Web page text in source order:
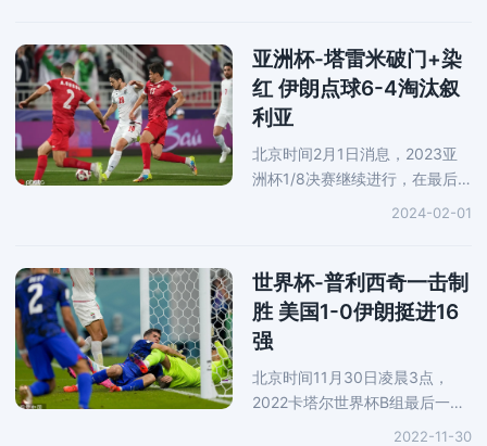
龙，下半场哈姆罗贝科夫扳平比
分，120
亚洲杯-塔雷米破门+染
红 伊朗点球6-4淘汰叙
利亚
北京时间2月1日消息，2023亚
洲杯1/8决赛继续进行，在最后
一场较量当中，伊朗队迎来了叙
利用点球破门，塔雷米补时染
红，两队1
2024-02-01
世界杯-普利西奇一击制
胜 美国1-0伊朗挺进16
强
北京时间11月30日凌晨3点，
2022卡塔尔世界杯B组最后一轮
的比赛中，在阿图玛玛球场伊朗
2022-11-30